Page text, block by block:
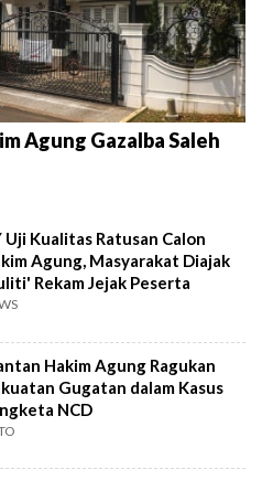
Agung Gazalba Saleh
Uji Kualitas Ratusan Calon
Agung, Masyarakat Diajak
Rekam Jejak Peserta
Hakim Agung Ragukan
Gugatan dalam Kasus
NCD